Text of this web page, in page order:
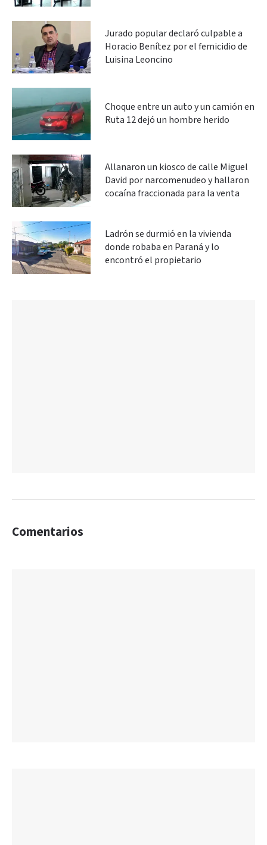
Jurado popular declaró culpable a
Horacio Benítez por el femicidio de
Luisina Leoncino
Choque entre un auto y un camión en
Ruta 12 dejó un hombre herido
Allanaron un kiosco de calle Miguel
David por narcomenudeo y hallaron
cocaína fraccionada para la venta
Ladrón se durmió en la vivienda
donde robaba en Paraná y lo
encontró el propietario
Comentarios